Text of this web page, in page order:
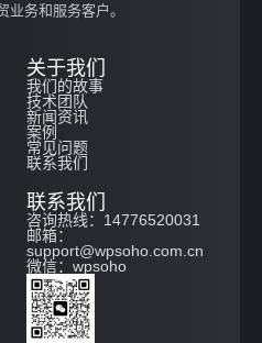
务和服务客户。
关于我们
我们的故事
技术团队
新闻资讯
案例
常见问题
联系我们
联系我们
咨询热线：14776520031
邮箱：
support@wpsoho.com.cn
微信：wpsoho